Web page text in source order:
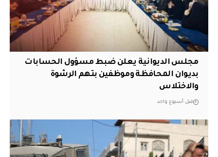
مجلس الديوانية يعلن ضبط مسؤول الحسابات
بديوان المحافظة وموظفين بتهم الرشوة
والاختلاس
قبل أسبوع واحد